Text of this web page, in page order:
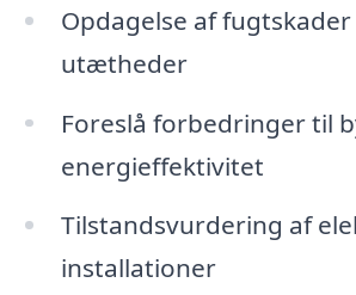
Opdagelse af fugtskader
utætheder
Foreslå forbedringer til
energieffektivitet
Tilstandsvurdering af
installationer